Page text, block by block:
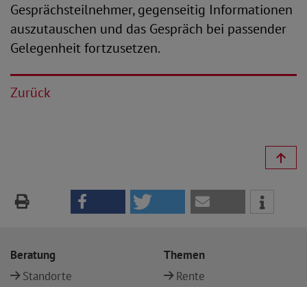
Gesprächsteilnehmer, gegen­seitig Informationen
auszut­auschen und das Ge­spräch bei passender
Gelegenheit fortzusetzen.
Zurück
Beratung
Standorte
Themen
Rente